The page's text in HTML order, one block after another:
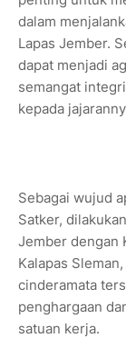
dalam
Lapas Jember.
dapat menjadi
semangat
kepada
Sebagai wujud
Satker,
Jember dengan
Kalapas
cinderamata
penghargaan
satuan kerja.